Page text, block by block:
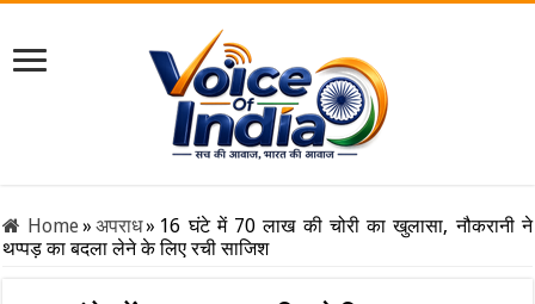
Home» अपराध» 16 घंटे में 70 लाख की चोरी का खुलासा, नौकरानी ने
थप्पड़ का बदला लेने के लिए रची साजिश